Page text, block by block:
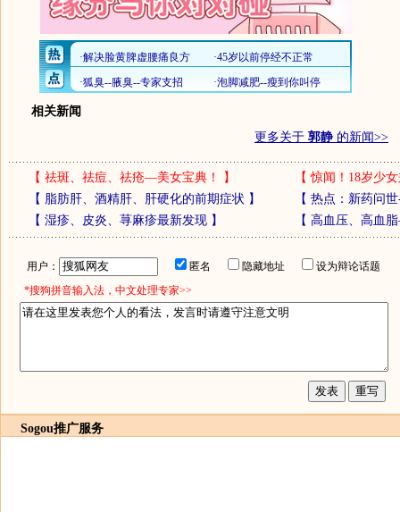
相关新闻
更多关于 郭静 的新闻>>
【 祛斑、祛痘、祛疮—美女宝典！ 】 【惊闻！18岁少
【 脂肪肝、酒精肝、肝硬化的前期症状 】 【 热点：新药问
【 湿疹、皮炎、荨麻疹最新发现】 【 高血压、高血
用户： 匿名 隐藏地址
设为辩论话题
*搜狗拼音输入法，中文处理专家>>
Sogou推广服务